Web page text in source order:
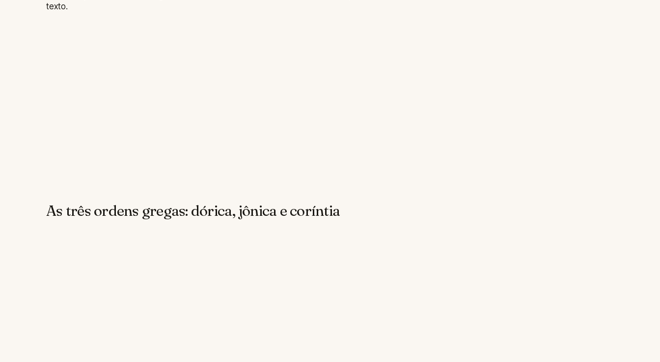
texto.
As três ordens gregas: dórica, jônica e coríntia